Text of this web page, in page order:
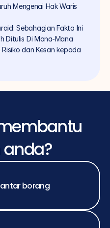
Mengenai Hak Waris
Sebahagian Fakta Ini
Ditulis Di Mana-Mana
dan Kesan kepada
borang